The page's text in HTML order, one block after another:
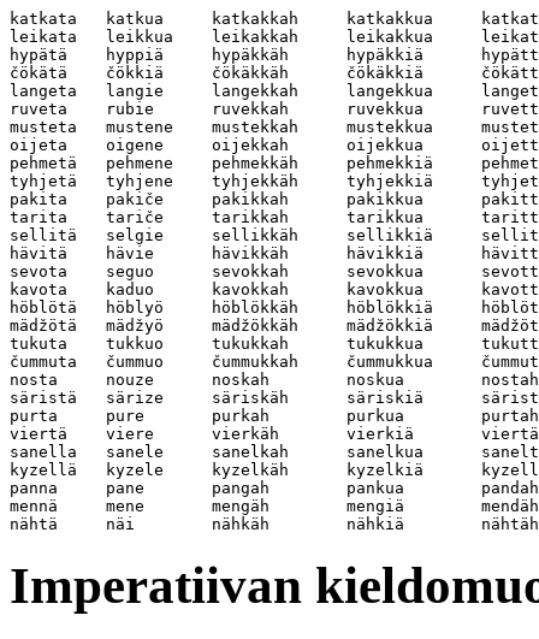
katkata   katkua     katkakkah     katkakkua
leikata   leikkua    leikakkah     leikakkua
hypätä    hyppiä     hypäkkäh      hypäkkiä
čökätä    čökkiä     čökäkkäh      čökäkkiä
langeta   langie     langekkah     langekkua
ruveta    rubie      ruvekkah      ruvekkua
musteta   mustene    mustekkah     mustekkua
oijeta    oigene     oijekkah      oijekkua
pehmetä   pehmene    pehmekkäh     pehmekkiä
tyhjetä   tyhjene    tyhjekkäh     tyhjekkiä
pakita    pakiče     pakikkah      pakikkua
tarita    tariče     tarikkah      tarikkua
sellitä   selgie     sellikkäh     sellikkiä
hävitä    hävie      hävikkäh      hävikkiä
sevota    seguo      sevokkah      sevokkua
kavota    kaduo      kavokkah      kavokkua
höblötä   höblyö     höblökkäh     höblökkiä
mädžötä   mädžyö     mädžökkäh     mädžökkiä
tukuta    tukkuo     tukukkah      tukukkua
čummuta   čummuo     čummukkah     čummukkua
nosta     nouze      noskah        noskua
säristä   särize     säriskäh      säriskiä
purta     pure       purkah        purkua
viertä    viere      vierkäh       vierkiä
sanella   sanele     sanelkah      sanelkua
kyzellä   kyzele     kyzelkäh      kyzelkiä
panna     pane       pangah        pankua
mennä     mene       mengäh        mengiä
Imperatiivan